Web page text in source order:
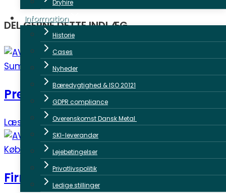
Dryhire
Information
Historie
Cases
Nyheder
Bæredygtighed & ISO 20121
GDPR compliance
Overenskomst Dansk Metal
SKI-leverandør
Lejebetingelser
Privatlivspolitik
Ledige stillinger
DEL GERNE DETTE INDLÆG
Presidents Summit 2021
Læs mere ➜
Firmafest for 2000 personer